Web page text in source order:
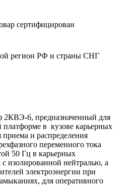
сертифицирован
регион РФ и страны СНГ
2КВЭ-6, предназначенный для
платформе в кузове карьерных
приема и распределения
переменного тока
50 Гц в карьерных
с изолированной нейтралью, а
электроэнергии при
для оперативного